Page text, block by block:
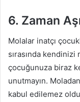
6. Zaman
Molalar inatçı
sırasında kendinizi
çocuğunuza biraz
unutmayın.
kabul edilemez